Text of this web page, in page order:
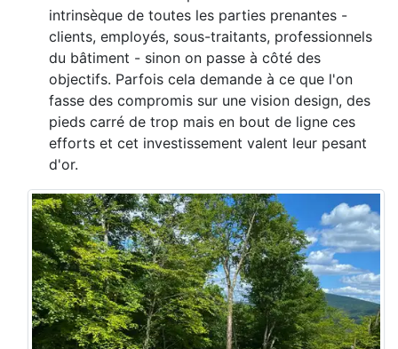
intrinsèque de toutes les parties prenantes -
clients, employés, sous-traitants, professionnels
du bâtiment - sinon on passe à côté des
objectifs. Parfois cela demande à ce que l'on
fasse des compromis sur une vision design, des
pieds carré de trop mais en bout de ligne ces
efforts et cet investissement valent leur pesant
d'or.